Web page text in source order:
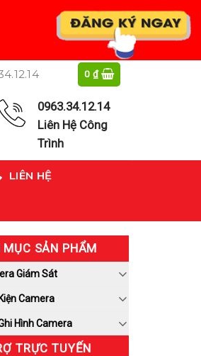
0₫
0963.34.12.14
Liên Hệ Công
Trình
LIÊN HỆ
MỤC SẢN PHẨM
Giám Sát
Camera
Hình Camera
TRỰC TUYẾN